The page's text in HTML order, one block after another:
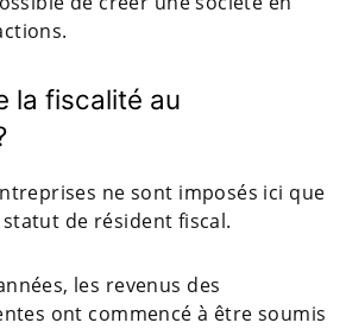
la fiscalité au
ne sont imposés ici que
de résident fiscal.
les revenus des
ont commencé à être soumis